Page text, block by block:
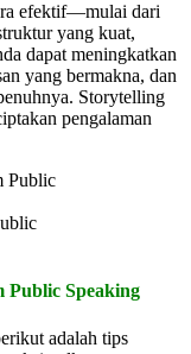
efektif—mulai dari
yang kuat,
dapat meningkatkan
yang bermakna, dan
Storytelling
pengalaman
Public Speaking
adalah tips